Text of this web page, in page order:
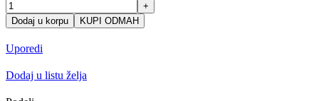
+
Dodaj u korpu
KUPI ODMAH
Uporedi
Dodaj u listu želja